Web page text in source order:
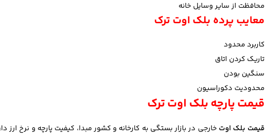
محافظت از سایر وسایل خانه
معایب پرده بلک اوت ترک
کاربرد محدود
تاریک کردن اتاق
سنگین بودن
محدودیت دکوراسیون
قیمت پارچه بلک اوت ترک
قیمت بلک اوت خارجی در بازار بستگی به کارخانه و کشور مبدا، کیفیت پارچه و نرخ ارز